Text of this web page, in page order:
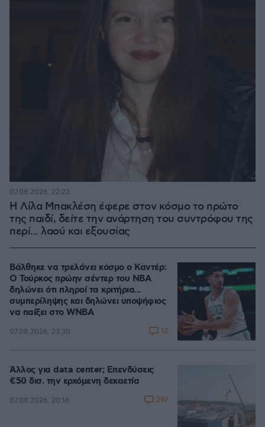
Η Λίλα Μπακλέση έφερε στον κόσμο το πρώτο
της παιδί, δείτε την ανάρτηση του συντρόφου της
περί... λαού και εξουσίας
07.08.2026, 22:23
Βάλθηκε να τρελάνει κόσμο ο Καντέρ:
Ο Τούρκος πρώην σέντερ του NBA
δηλώνει ότι πληροί τα κριτήρια...
συμπερίληψης και δηλώνει υποψήφιος
να παίξει στο WNBA
07.08.2026, 23:30 12
Άλλος για data center; Επενδύσεις
€50 δισ. την ερχόμενη δεκαετία
07.08.2026, 20:16 297